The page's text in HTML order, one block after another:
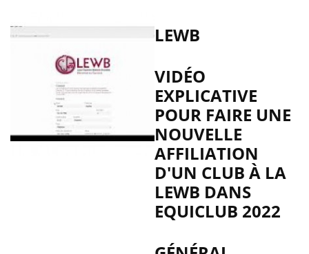
LEWB
VIDÉO
EXPLICATIVE
POUR FAIRE UNE
NOUVELLE
AFFILIATION
D'UN CLUB À LA
LEWB DANS
EQUICLUB 2022